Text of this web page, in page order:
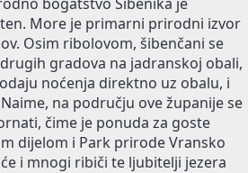
More je primarni prirodni izvor
Osim ribolovom, šibenčani se
gradova na jadranskoj obali,
noćenja direktno uz obalu, i
na području ove županije se
čime je ponuda za goste
dijelom i Park prirode Vransko
i mnogi ribiči te ljubitelji jezera